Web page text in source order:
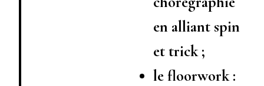
en alliant spin
et trick ;
le floorwork :